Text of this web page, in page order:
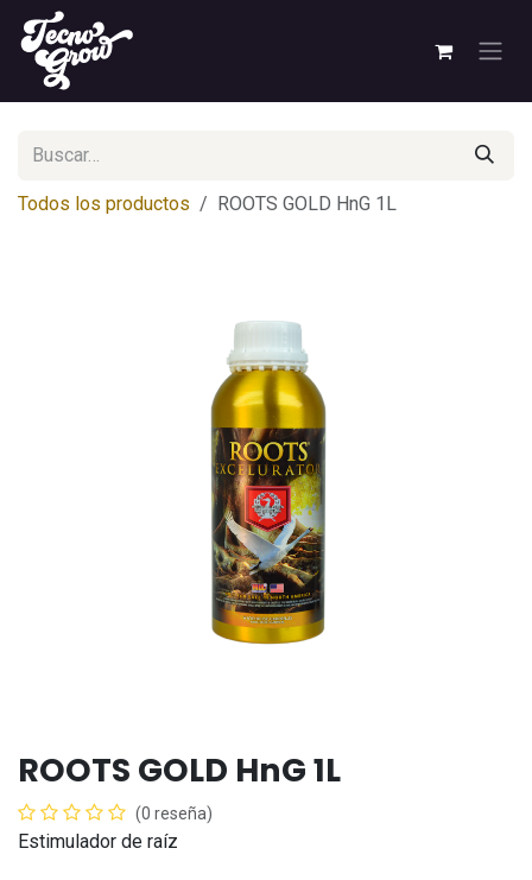
Ir al contenido
Todos los productos ROOTS GOLD HnG 1L
ROOTS GOLD HnG 1L
(0 reseña)
Estimulador de raíz